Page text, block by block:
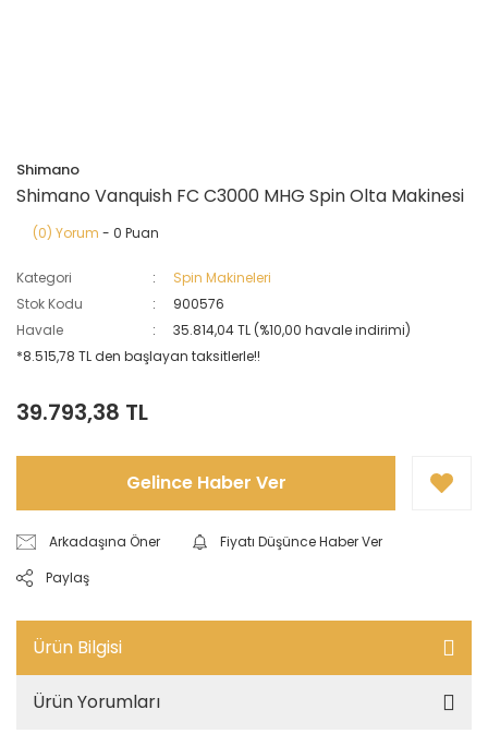
Shimano
Shimano Vanquish FC C3000 MHG Spin Olta Makinesi
(0) Yorum - 0 Puan
Kategori
Spin Makineleri
Stok Kodu
900576
Havale
35.814,04 TL (%10,00 havale indirimi)
*8.515,78 TL den başlayan taksitlerle!!
39.793,38 TL
Gelince Haber Ver
Arkadaşına Öner
Fiyatı Düşünce Haber Ver
Paylaş
Ürün Bilgisi
Ürün Yorumları